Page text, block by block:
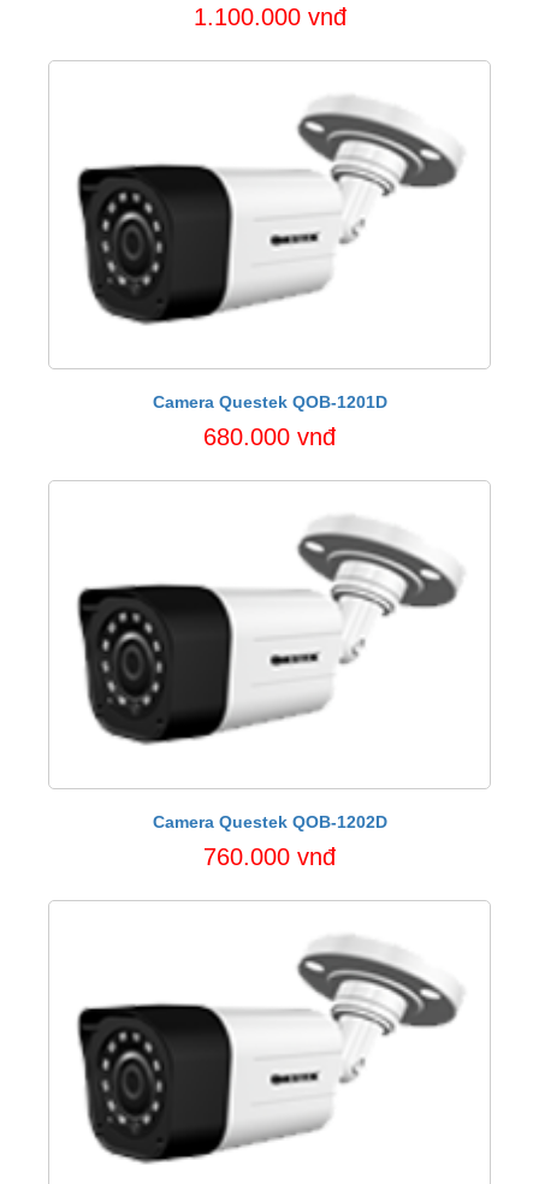
1.100.000 vnđ
Camera Questek QOB-1201D
680.000 vnđ
Camera Questek QOB-1202D
760.000 vnđ